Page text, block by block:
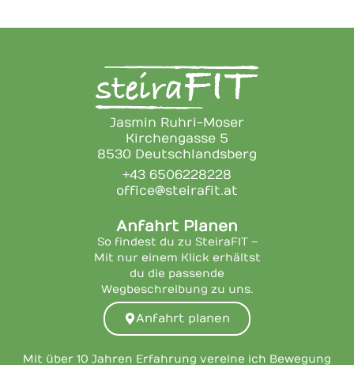
Jasmin Ruhri-Moser
Kirchengasse 5
8530 Deutschlandsberg
+43 6506228228
office@steirafit.at
Anfahrt Planen
So findest du zu SteiraFIT –
Mit nur einem Klick erhältst
du die passende
Wegbeschreibung zu uns.
Anfahrt planen
Mit über 10 Jahren Erfahrung vereine ich Bewegung